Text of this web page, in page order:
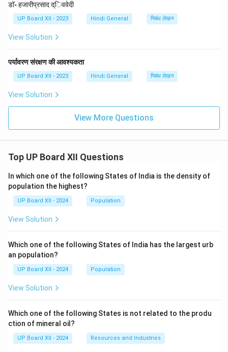
डॉ॰ हजारीप्रसाद द्िववेदी
UP Board XII - 2023 Hindi General निबंध लेखन
View Solution
पर्यावरण संरक्षण की आवश्यकता
UP Board XII - 2023 Hindi General निबंध लेखन
View Solution
View More Questions
Top UP Board XII Questions
In which one of the following States of India is the density of
population the highest?
UP Board XII - 2024 Population
View Solution
Which one of the following States of India has the largest urb
an population?
UP Board XII - 2024 Population
View Solution
Which one of the following States is not related to the produ
ction of mineral oil?
UP Board XII - 2024 Resources and Industries